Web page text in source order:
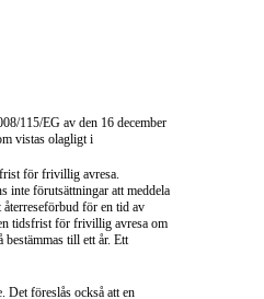
115/EG av den 16 december
vistas olagligt i
för frivillig avresa.
inte förutsättningar att meddela
för en tid av
tidsfrist för frivillig avresa om
till ett år. Ett
Det föreslås också att en